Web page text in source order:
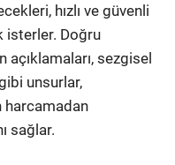
hızlı ve güvenli
isterler. Doğru
açıklamaları, sezgisel
unsurlar,
harcamadan
sağlar.